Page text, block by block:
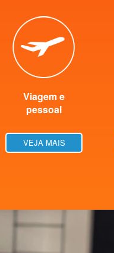
Viagem e
pessoal
VEJA MAIS